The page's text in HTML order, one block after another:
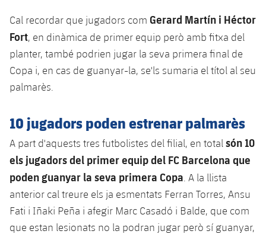
Jugadors
Calendari
Notícies
Voleibol masculí
Voleibol femení
Apunta't a les amateurs
Apunta't a les amateurs
Carnet de l'Esportista Amateur
PLUSICON
MÉS
League of Legends
VALORANT Rising
VALORANT Game Changers
eFootball
Cal recordar que jugadors com Gerard Martín i Héctor
Fort, en dinàmica de primer equip però amb fitxa del
planter, també podrien jugar la seva primera final de
Copa i, en cas de guanyar-la, se'ls sumaria el títol al seu
palmarès.
10 jugadors poden estrenar palmarès
A part d'aquests tres futbolistes del filial, en total són 10
els jugadors del primer equip del FC Barcelona que
poden guanyar la seva primera Copa . A la llista
anterior cal treure els ja esmentats Ferran Torres, Ansu
Fati i Iñaki Peña i afegir Marc Casadó i Balde, que com
que estan lesionats no la podran jugar però sí guanyar,